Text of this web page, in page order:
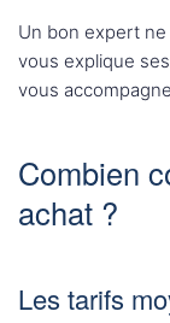
Un bon expert
vous explique
vous
Combien
achat ?
Les tarifs